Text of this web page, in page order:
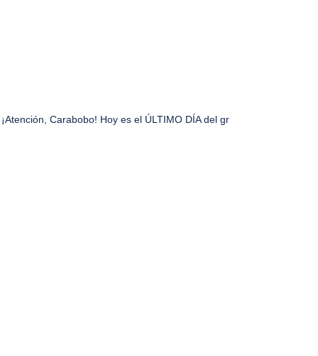
¡Atención, Carabobo! Hoy es el ÚLTIMO DÍA del gr